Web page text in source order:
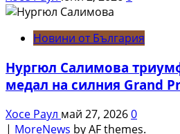
Новини от България
Нургюл Салимова
медал на силния Grand
Хосе Раул май 27, 20260
| MoreNews by AF themes.